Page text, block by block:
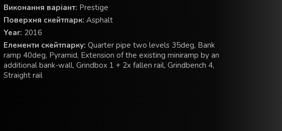
Виконання варіант: Prestige
Поверхня скейтпарк: Asphalt
Year: 2016
Елементи скейтпарку: Quarter pipe two levels 35deg, Bank
ramp 40deg, Pyramid, Extension of the existing miniramp by an
additional bank-wall, Grindbox 1 + 2x fallen rail, Grindbench 4,
Straight rail